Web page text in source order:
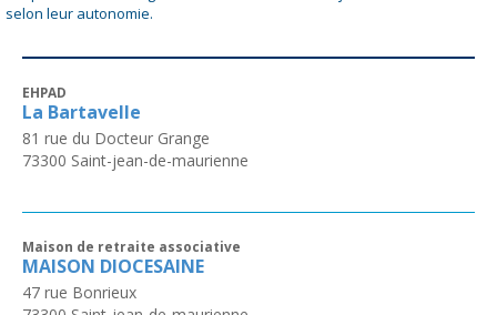
selon leur autonomie.
EHPAD
La Bartavelle
81 rue du Docteur Grange
73300 Saint-jean-de-maurienne
Maison de retraite associative
MAISON DIOCESAINE
47 rue Bonrieux